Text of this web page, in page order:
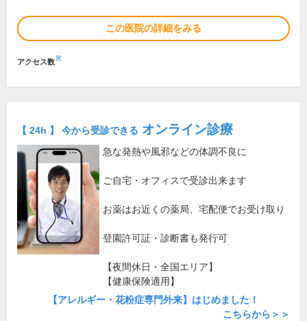
この医院の詳細をみる
アクセス数※
【 24h 】 今から受診できる オンライン診療
急な発熱や風邪などの体調不良に
ご自宅・オフィスで受診出来ます
お薬はお近くの薬局、宅配便でお受け取り
登園許可証・診断書も発行可
【夜間休日・全国エリア】
【健康保険適用】
【アレルギー・花粉症専門外来】はじめました！
こちらから＞＞